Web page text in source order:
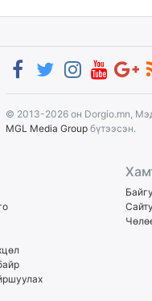
© 2013-2026 он Dorgio.mn,
MGL Media Group бүтээсэн.